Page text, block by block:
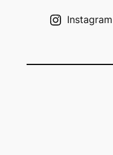
Instagram